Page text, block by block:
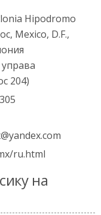
Hipodromo
Mexico, D.F.,
204)
ru.html
на